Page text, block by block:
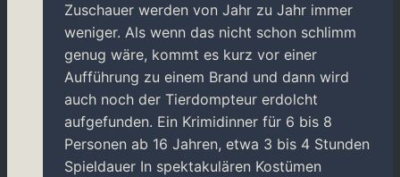
Zuschauer werden von Jahr zu Jahr immer
weniger. Als wenn das nicht schon schlimm
genug wäre, kommt es kurz vor einer
Aufführung zu einem Brand und dann wird
auch noch der Tierdompteur erdolcht
aufgefunden. Ein Krimidinner für 6 bis 8
Personen ab 16 Jahren, etwa 3 bis 4 Stunden
Spieldauer In spektakulären Kostümen